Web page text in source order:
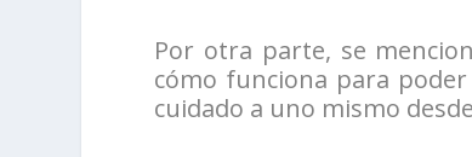
Por otra parte, se
cómo funciona para
cuidado a uno mismo